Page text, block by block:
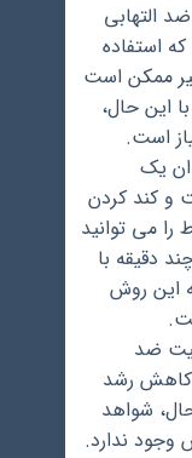
التهابی
استفاده
ممکن است
این حال،
است.
یک
و کند کردن
می توانید
دقیقه با
این روش
ضد
کاهش رشد
شواهد
وجود ندارد.